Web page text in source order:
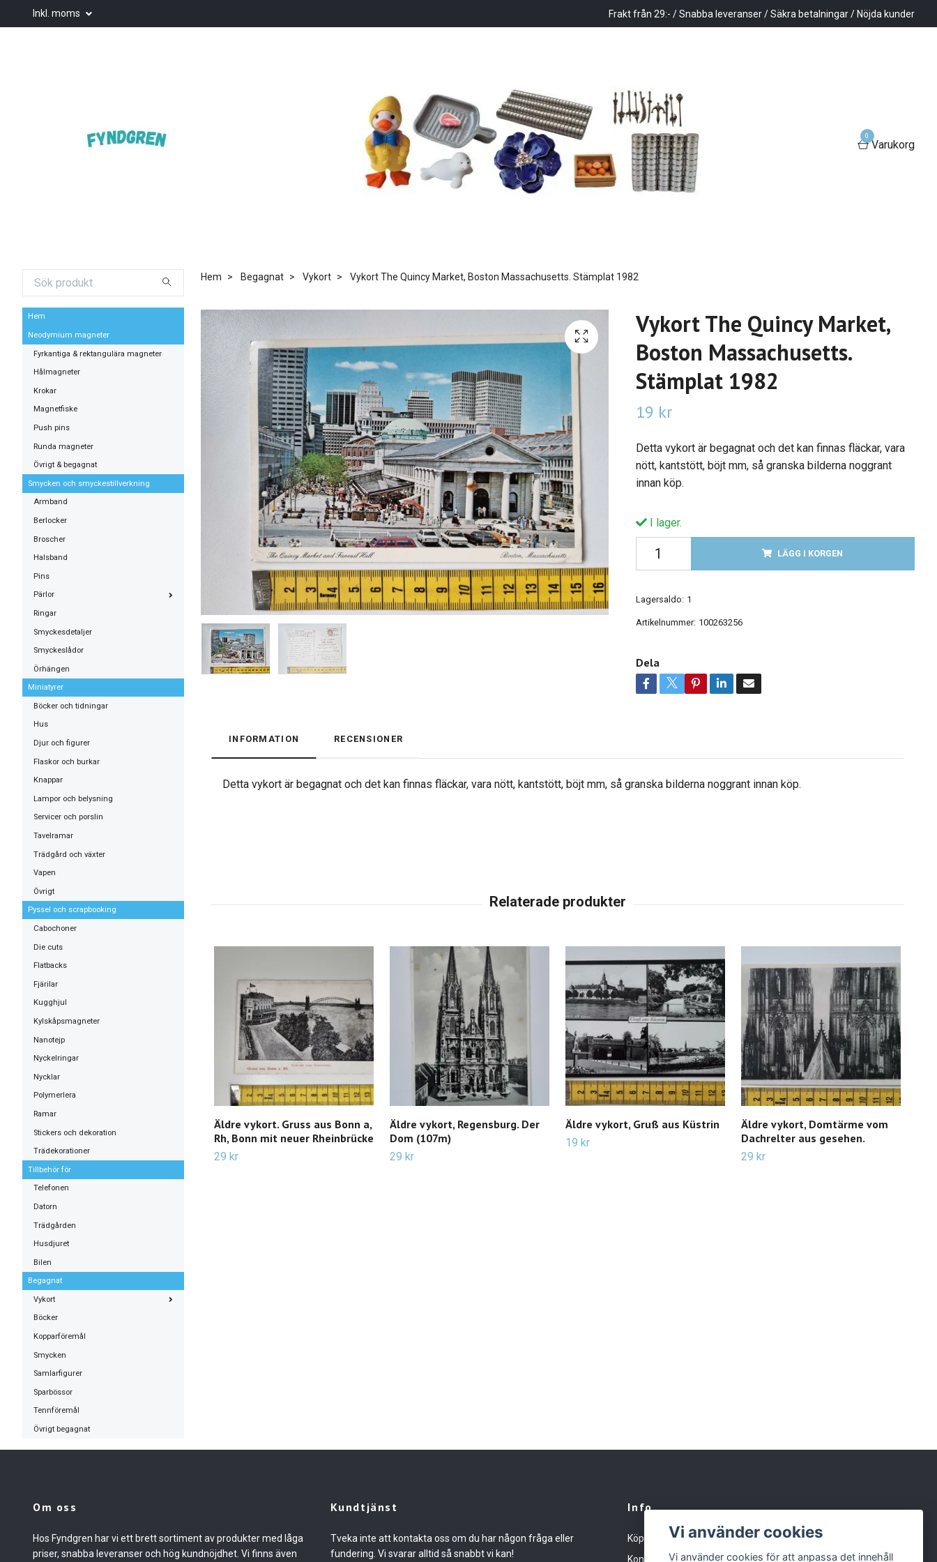
Inkl. moms Frakt från 29:- / Snabba leveranser / Säkra betalningar / Nöjda kunder
0
Varukorg
Hem
Neodymium magneter
Fyrkantiga & rektangulära magneter
Hålmagneter
Krokar
Magnetfiske
Push pins
Runda magneter
Övrigt & begagnat
Smycken och smyckestillverkning
Armband
Berlocker
Broscher
Halsband
Pins
Pärlor
Ringar
Smyckesdetaljer
Smyckeslådor
Örhängen
Miniatyrer
Böcker och tidningar
Hus
Djur och figurer
Flaskor och burkar
Knappar
Lampor och belysning
Servicer och porslin
Tavelramar
Trädgård och växter
Vapen
Övrigt
Pyssel och scrapbooking
Cabochoner
Die cuts
Flatbacks
Fjärilar
Kugghjul
Kylskåpsmagneter
Nanotejp
Nyckelringar
Nycklar
Polymerlera
Ramar
Stickers och dekoration
Trädekorationer
Tillbehör för
Telefonen
Datorn
Trädgården
Husdjuret
Bilen
Begagnat
Vykort
Böcker
Kopparföremål
Smycken
Samlarfigurer
Sparbössor
Tennföremål
Övrigt begagnat
Hem Begagnat Vykort Vykort The Quincy Market, Boston Massachusetts. Stämplat 1982
Vykort The Quincy Market,
Boston Massachusetts.
Stämplat 1982
19 kr
Detta vykort är begagnat och det kan finnas fläckar, vara
nött, kantstött, böjt mm, så granska bilderna noggrant
innan köp.
I lager.
LÄGG I KORGEN
Lagersaldo: 1
Artikelnummer: 100263256
Dela
INFORMATION RECENSIONER
Detta vykort är begagnat och det kan finnas fläckar, vara nött, kantstött, böjt mm, så granska bilderna noggrant innan köp.
Äldre vykort. Gruss aus Bonn a,
Rh, Bonn mit neuer Rheinbrücke
29 kr
Äldre vykort, Regensburg. Der
Dom (107m)
29 kr
Äldre vykort, Gruß aus Küstrin
19 kr
Äldre vykort, Domtärme vom
Dachrelter aus gesehen.
29 kr
Om oss
Hos Fyndgren har vi ett brett sortiment av produkter med låga
priser, snabba leveranser och hög kundnöjdhet. Vi finns även
Kundtjänst
Tveka inte att kontakta oss om du har någon fråga eller
fundering. Vi svarar alltid så snabbt vi kan!
Info
Köpvillkor
Kontakt
Vi använder cookies
Vi använder cookies för att anpassa det innehåll